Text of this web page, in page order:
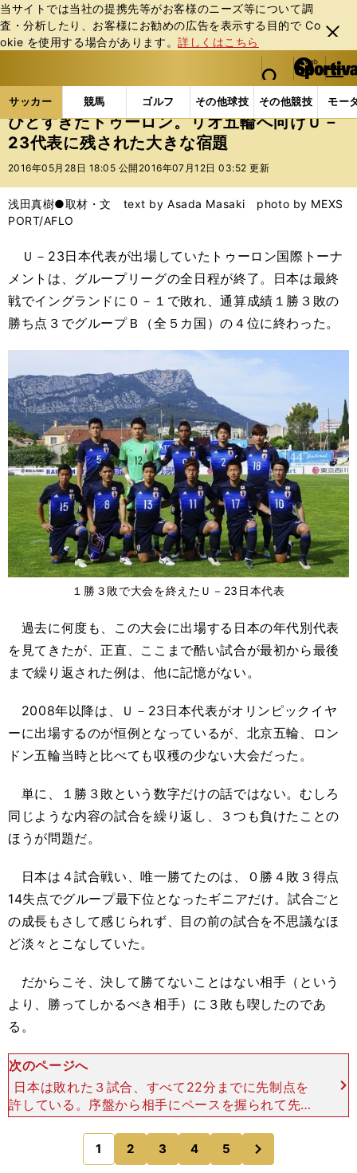
当サイトでは当社の提携先等がお客様のニーズ等について調
査・分析したり、お客様にお勧めの広告を表⽰する⽬的で Co
okie を使⽤する場合があります。詳しくはこちら
閉じ
る
web Sportiva (webスポルティーバ)
検索
マイペ
ー
ジ
メニュ
サッカー 競馬 ゴルフ その他球技 その他競技 モー
ス
ポ
ル
バ
サッカーの記事一覧 サッカー代表 日本代表 ひ
ひどすぎたトゥーロン。リオ五輪へ向けＵ－
23代表に残された大きな宿題
2016年05月28日 18:05 公開 2016年07月12日 03:52 更新
浅田真樹●取材・文 text by Asada Masaki photo by MEXS
PORT/AFLO
Ｕ－23日本代表が出場していたトゥーロン国際トーナ
メントは、グループリーグの全日程が終了。日本は最終
戦でイングランドに０－１で敗れ、通算成績１勝３敗の
勝ち点３でグループＢ（全５カ国）の４位に終わった。
１勝３敗で大会を終えたＵ－23日本代表
過去に何度も、この大会に出場する日本の年代別代表
を見てきたが、正直、ここまで酷い試合が最初から最後
まで繰り返された例は、他に記憶がない。
2008年以降は、Ｕ－23日本代表がオリンピックイヤ
ーに出場するのが恒例となっているが、北京五輪、ロン
ドン五輪当時と比べても収穫の少ない大会だった。
単に、１勝３敗という数字だけの話ではない。むしろ
同じような内容の試合を繰り返し、３つも負けたことの
ほうが問題だ。
日本は４試合戦い、唯一勝てたのは、０勝４敗３得点
14失点でグループ最下位となったギニアだけ。試合ごと
の成長もさして感じられず、目の前の試合を不思議なほ
ど淡々とこなしていた。
だからこそ、決して勝てないことはない相手（という
より、勝ってしかるべき相手）に３敗も喫したのであ
る。
次のページへ
日本は敗れた３試合、すべて22分までに先制点を
許している。序盤から相手にペースを握られて先に
失点。リードされてからはボールポゼッションも高
まり、攻勢に試合を進めてチャンスを作るが、結局
は追いつけず（追
1 2 3 4 5
のページへ